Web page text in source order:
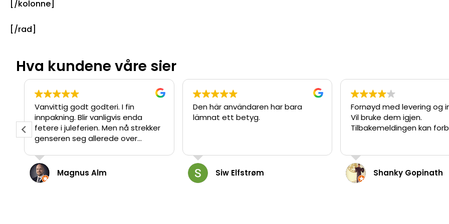
[/kolonne]
[/rad]
Hva kundene våre sier
Vanvittig godt godteri. I fin
innpakning. Blir vanligvis enda
fetere i juleferien. Men nå strekker
genseren seg allerede over
Magnus Alm
Den här användaren har bara
lämnat ett betyg.
Siw Elfstrøm
Fornøyd med levering og
Vil bruke dem igjen.
Tilbakemeldingen kan
Shanky Gopinath